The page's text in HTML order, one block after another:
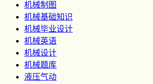
机械制图
机械基础知识
机械毕业设计
机械英语
机械设计
机械题库
液压气动